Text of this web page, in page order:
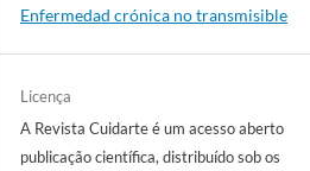
Enfermedad crónica no transmisible
Licença
A Revista Cuidarte é um acesso aberto
publicação científica, distribuído sob os